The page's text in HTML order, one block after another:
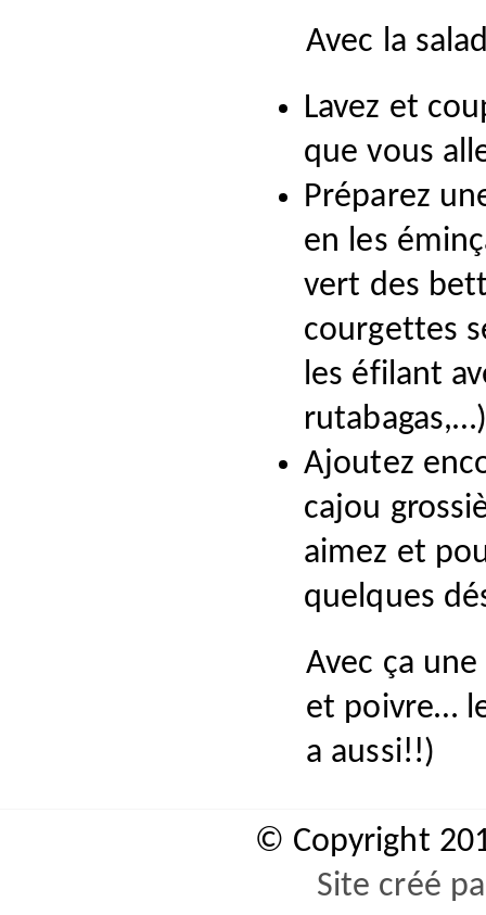
Avec la
Lavez et
que vous
Préparez
en les
vert des
courgettes
les éfilant
Ajoutez
cajou
aimez et
quelques
Avec ça
et poivre…
a aussi!!)
© Copyright
Site créé